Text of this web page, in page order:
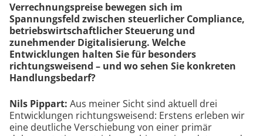
Verrechnungspreise bewegen sich im
Spannungsfeld zwischen steuerlicher Compliance,
betriebswirtschaftlicher Steuerung und
zunehmender Digitalisierung. Welche
Entwicklungen halten Sie für besonders
richtungsweisend – und wo sehen Sie konkreten
Handlungsbedarf?
Nils Pippart: Aus meiner Sicht sind aktuell drei
Entwicklungen richtungsweisend: Erstens erleben wir
eine deutliche Verschiebung von einer primär